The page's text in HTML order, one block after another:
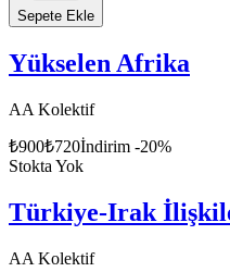
Sepete Ekle
Yükselen Afrika
AA Kolektif
₺900₺720İndirim -20%
Stokta Yok
Türkiye-Irak
AA Kolektif